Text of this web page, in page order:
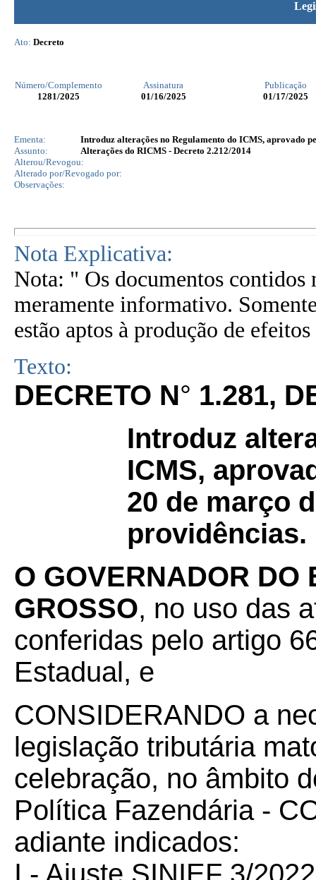
Ato: Decreto
Número/Complemento Assinatura
Publicação
1281/2025 01/16/2025 01/17/2025
Ementa:
Introduz alterações no Regulamento do ICMS, aprovado
Assunto:
Alterações do RICMS - Decreto 2.212/2014
Alterou/Revogou:
Alterado por/Revogado por:
Observações:
Nota Explicativa:
Nota: " Os documentos contidos
meramente informativo.
estão aptos à produção de
Texto:
DECRETO N° 1.281,
Introduz
ICMS,
20 de março
providências.
O GOVERNADOR DO
GROSSO, no uso das
conferidas pelo artigo
Estadual, e
CONSIDERANDO a
legislação tributária
celebração, no âmbito
Política Fazendária -
adiante indicados:
I - Ajuste SINIEF 3/2022